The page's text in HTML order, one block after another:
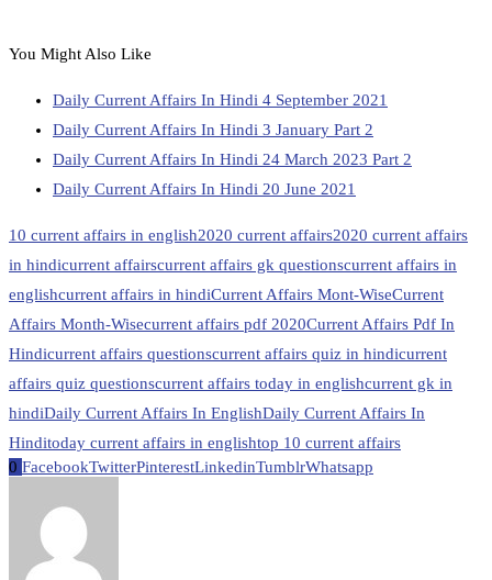
You Might Also Like
Daily Current Affairs In Hindi 4 September 2021
Daily Current Affairs In Hindi 3 January Part 2
Daily Current Affairs In Hindi 24 March 2023 Part 2
Daily Current Affairs In Hindi 20 June 2021
10 current affairs in english2020 current affairs2020 current affairs
in hindicurrent affairscurrent affairs gk questionscurrent affairs in
englishcurrent affairs in hindiCurrent Affairs Mont-WiseCurrent
Affairs Month-Wisecurrent affairs pdf 2020Current Affairs Pdf In
Hindicurrent affairs questionscurrent affairs quiz in hindicurrent
affairs quiz questionscurrent affairs today in englishcurrent gk in
hindiDaily Current Affairs In EnglishDaily Current Affairs In
Hinditoday current affairs in englishtop 10 current affairs
0 FacebookTwitterPinterestLinkedinTumblrWhatsapp